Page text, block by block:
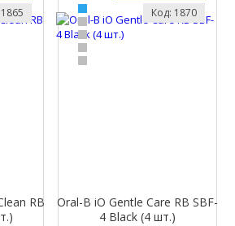
RB
Oral-B iO Gentle Care RB SBF-
4 Black (4 шт.)
Код: 1870